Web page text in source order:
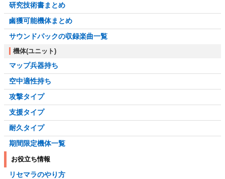
研究技術書まとめ
鹵獲可能機体まとめ
サウンドパックの収録楽曲一覧
機体(ユニット)
マップ兵器持ち
空中適性持ち
攻撃タイプ
支援タイプ
耐久タイプ
期間限定機体一覧
お役立ち情報
リセマラのやり方